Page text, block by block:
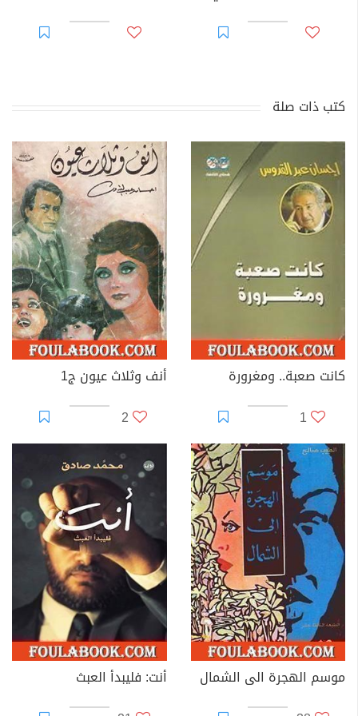
كتب ذات صلة
كانت صعبة.. ومغرورة
1
أنف وثلاث عيون ج1
2
موسم الهجرة الى الشمال
أنت: فليبدأ العبث